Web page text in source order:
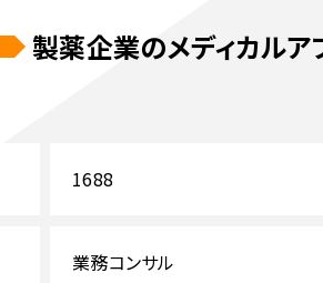
製薬企業のメディカル
1688
業務コンサル